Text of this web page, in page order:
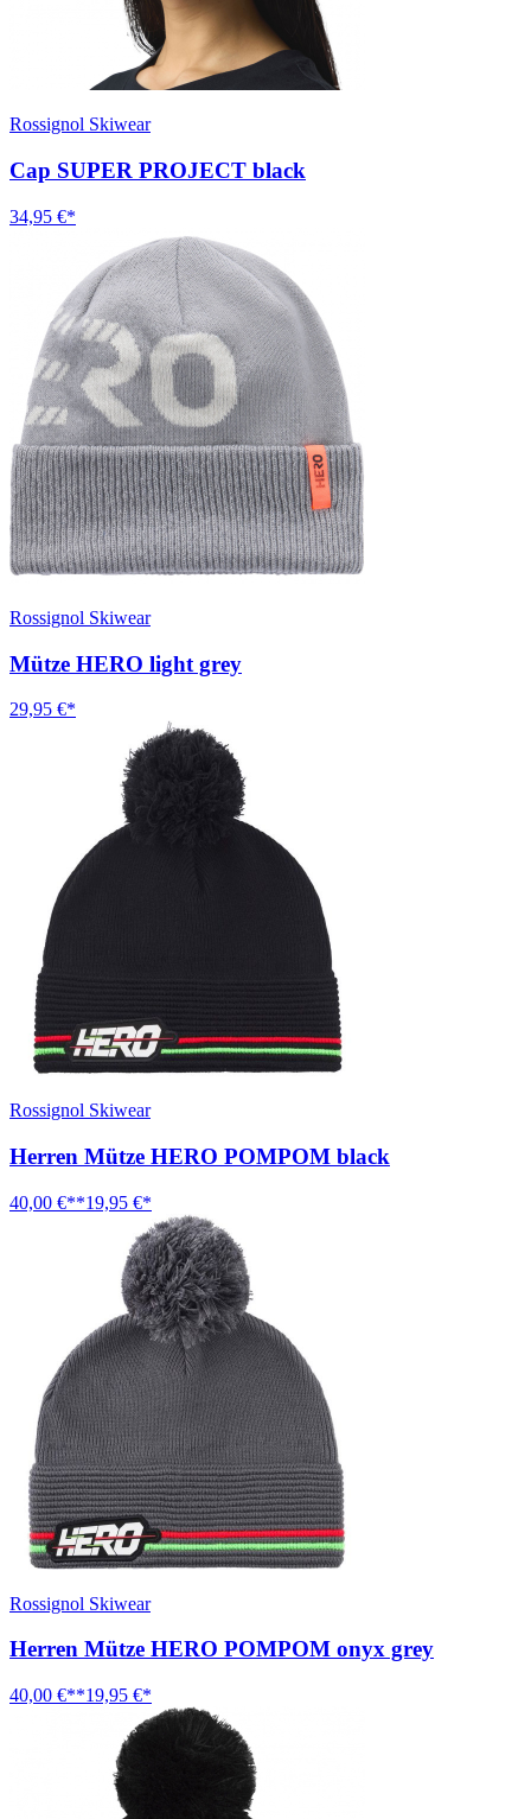
Rossignol Skiwear
Cap SUPER PROJECT black
34,95 €*
Rossignol Skiwear
Mütze HERO light grey
29,95 €*
Rossignol Skiwear
Herren Mütze HERO POMPOM black
40,00 €**19,95 €*
Rossignol Skiwear
Herren Mütze HERO POMPOM onyx grey
40,00 €**19,95 €*